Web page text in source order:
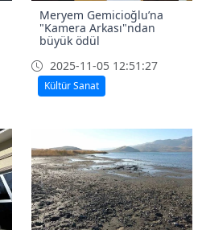
Meryem Gemicioğlu’na
"Kamera Arkası"ndan
büyük ödül
2025-11-05 12:51:27
Kültür Sanat